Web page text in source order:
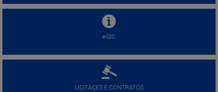
e-SIC
LICITAÇES E CONTRATOS